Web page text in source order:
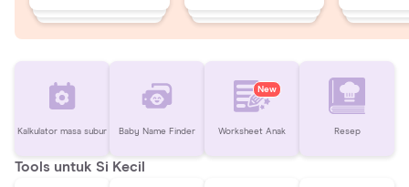
Kalkulator masa subur Baby Name Finder
New
Worksheet Anak Resep
Tools untuk Si Kecil